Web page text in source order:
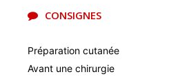
CONSIGNES
Préparation cutanée
Avant une chirurgie